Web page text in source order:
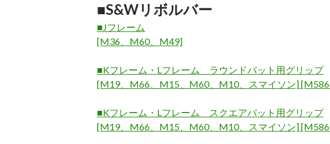
■S&Wリボルバー
■Jフレーム
[M36、M60、M49]
■Kフレーム・Lフレーム ラウンドバット用グリップ
[M19、M66、M15、M60、M10、スマイソン]
■Kフレーム・Lフレーム スクエアバット用グリップ
[M19、M66、M15、M60、M10、スマイソン]